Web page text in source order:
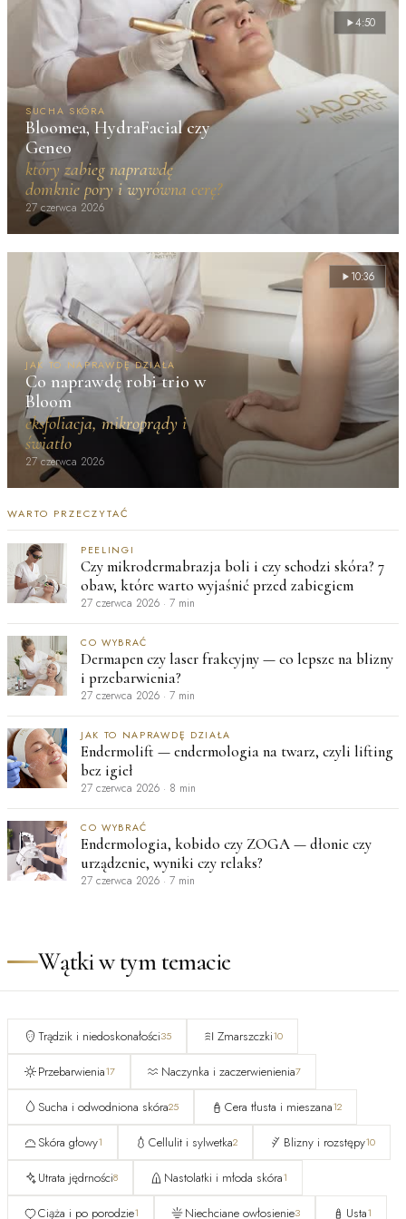
SUCHA SKÓRA
Bloomea, HydraFacial czy
Geneo
który zabieg naprawdę
domknie pory i wyrówna cerę?
27 czerwca 2026
4:50
JAK TO NAPRAWDĘ DZIAŁA
Co naprawdę robi trio w
Bloom
eksfoliacja, mikroprądy i
światło
27 czerwca 2026
10:36
WARTO PRZECZYTAĆ
PEELINGI
Czy mikrodermabrazja boli i czy schodzi skóra? 7
obaw, które warto wyjaśnić przed zabiegiem
27 czerwca 2026 · 7 min
CO WYBRAĆ
Dermapen czy laser frakcyjny — co lepsze na blizny
i przebarwienia?
27 czerwca 2026 · 7 min
JAK TO NAPRAWDĘ DZIAŁA
Endermolift — endermologia na twarz, czyli lifting
bez igieł
27 czerwca 2026 · 8 min
CO WYBRAĆ
Endermologia, kobido czy ZOGA — dłonie czy
urządzenie, wyniki czy relaks?
27 czerwca 2026 · 7 min
Wątki w tym temacie
Trądzik i niedoskonałości35 Zmarszczki10
Przebarwienia17 Naczynka i zaczerwienienia7
Sucha i odwodniona skóra25 Cera tłusta i mieszana12
Skóra głowy1 Cellulit i sylwetka2 Blizny i rozstępy10
Utrata jędrności8 Nastolatki i młoda skóra1
Ciąża i po porodzie1 Niechciane owłosienie3 Usta1